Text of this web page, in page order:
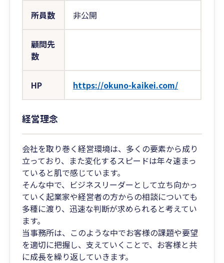
所員数 非公開
顧問先
数
HP https://okuno-kaikei.com/
経営理念
会社を取り巻く経営環境は、多くの要素から成り
立っており、また変化するスピードは年々速まっ
ていると肌で感じています。
そんな中で、ビジネスリーダーとして立ち向かっ
ていく起業家や経営者の方からの相談についても
多種に渡り、迅速な判断が求められると考えてい
ます。
当事務所は、このような中でお客様の課題や要望
を適切に把握し、支えていくことで、お客様と共
に成長を繰り返していきます。